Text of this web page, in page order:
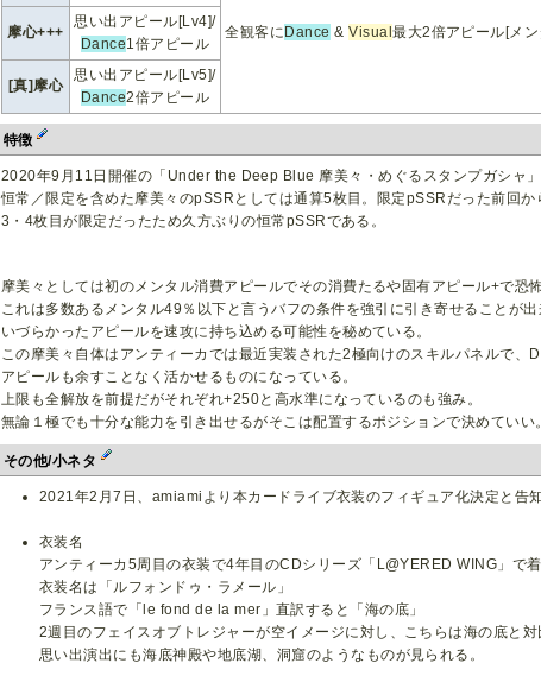
全観客にDance &Visual最大2倍アピール[メ
摩心+++
思い出アピール[Lv4]/
Dance1倍アピール
[真]摩心
思い出アピール[Lv5]/
Dance2倍アピール
特徴
2020年9月11日開催の「Under the Deep Blue 摩美々・めぐるスタンプガシャ」
恒常／限定を含めた摩美々のpSSRとしては通算5枚目。限定pSSRだった前回か
3・4枚目が限定だったため久方ぶりの恒常pSSRである。
摩美々としては初のメンタル消費アピールでその消費たるや固有アピール+で恐
これは多数あるメンタル49％以下と言うバフの条件を強引に引き寄せることが
いづらかったアピールを速攻に持ち込める可能性を秘めている。
この摩美々自体はアンティーカでは最近実装された2極向けのスキルパネルで、
アピールも余すことなく活かせるものになっている。
上限も全解放を前提だがそれぞれ+250と高水準になっているのも強み。
無論１極でも十分な能力を引き出せるがそこは配置するポジションで決めていい。
その他/小ネタ
2021年2月7日、amiamiより本カードライブ衣装のフィギュア化決定と告知
衣装名
アンティーカ5周目の衣装で4年目のCDシリーズ「L@YERED WING」で着
衣装名は「ルフォンドゥ・ラメール」
フランス語で「le fond de la mer」直訳すると「海の底」
2週目のフェイスオブトレジャーが空イメージに対し、こちらは海の底と対
思い出演出にも海底神殿や地底湖、洞窟のようなものが見られる。